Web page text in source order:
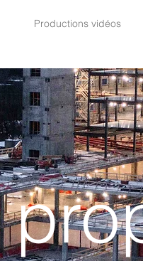
Productions vidéos